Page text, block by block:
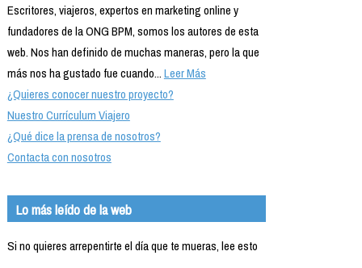
Escritores, viajeros, expertos en marketing online y
fundadores de la ONG BPM, somos los autores de esta
web. Nos han definido de muchas maneras, pero la que
más nos ha gustado fue cuando...Leer Más
¿Quieres conocer nuestro proyecto?
Nuestro Currículum Viajero
¿Qué dice la prensa de nosotros?
Contacta con nosotros
Lo más leído de la web
Si no quieres arrepentirte el día que te mueras, lee esto